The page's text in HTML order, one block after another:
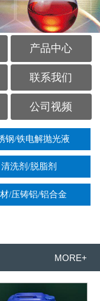
产品中心
联系我们
公司视频
钢/铁电解抛光液
清洗剂/脱脂剂
/压铸铝/铝合金
MORE+